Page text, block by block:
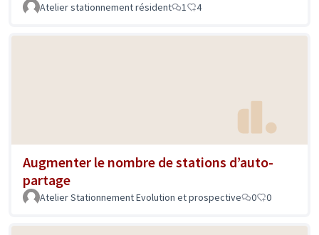
Atelier stationnement résident 1 4
Augmenter le nombre de stations d’auto-
partage
Atelier Stationnement Evolution et prospective 0 0